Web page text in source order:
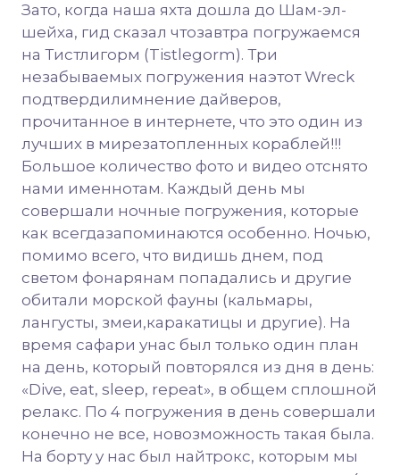
Зато, когда наша яхта дошла до Шам-эл-
шейха, гид сказал чтозавтра погружаемся
на Тистлигорм (Tistlegorm). Три
незабываемых погружения наэтот Wreck
подтвердилимнение дайверов,
прочитанное в интернете, что это один из
лучших в мирезатопленных кораблей!!!
Большое количество фото и видео отснято
нами именнотам. Каждый день мы
совершали ночные погружения, которые
как всегдазапоминаются особенно. Ночью,
помимо всего, что видишь днем, под
светом фонарянам попадались и другие
обитали морской фауны (кальмары,
лангусты, змеи,каракатицы и другие). На
время сафари унас был только один план
на день, который повторялся из дня в день:
«Dive, eat, sleep, repeat», в общем сплошной
релакс. По 4 погружения в день совершали
конечно не все, новозможность такая была.
На борту у нас был найтрокс, которым мы